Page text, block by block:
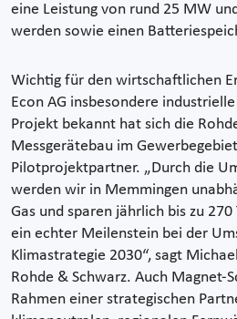
eine Leistung von rund 25 MW
werden sowie einen
Wichtig für den wirtschaftlichen
Econ AG insbesondere
Projekt bekannt hat sich die
Messgerätebau im
Pilotprojektpartner. „Durch die
werden wir in Memmingen
Gas und sparen jährlich bis zu
ein echter Meilenstein bei der
Klimastrategie 2030“, sagt
Rohde & Schwarz. Auch Magnet-
Rahmen einer strategischen